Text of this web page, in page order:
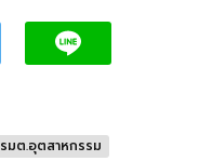
รมต.อุตสาหกรรม